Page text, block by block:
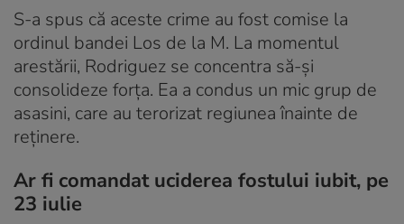
S-a spus că aceste crime au fost comise la
ordinul bandei Los de la M. La momentul
arestării, Rodriguez se concentra să-și
consolideze forța. Ea a condus un mic grup de
asasini, care au terorizat regiunea înainte de
reținere.
Ar fi comandat uciderea fostului iubit, pe
23 iulie